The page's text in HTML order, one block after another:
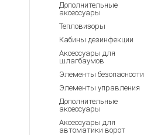
Дополнительные
аксессуары
Тепловизоры
Кабины дезинфекции
Аксессуары для
шлагбаумов
Элементы безопасности
Элементы управления
Дополнительные
аксессуары
Аксессуары для
автоматики ворот